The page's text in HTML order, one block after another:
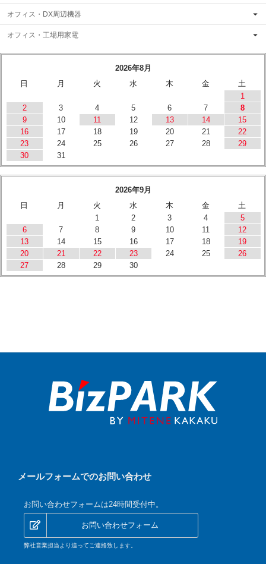
オフィス・DX周辺機器
オフィス・工場用家電
2026年8月
日
月 火 水 木 金
土
1
2
3 4 5 6 7
8
9
10 11 12 13 14
15
16
17 18 19 20 21
22
23
24 25 26 27 28
29
30
31
2026年9月
日
月 火 水 木 金
土
1
2 3 4
5
6
7 8 9 10 11
12
13
14 15 16 17 18
19
20
21 22 23 24 25
26
27
28 29 30
メールフォームでのお問い合わせ
お問い合わせフォームは24時間受付中。
お問い合わせフォーム
弊社営業担当より追ってご連絡致します。